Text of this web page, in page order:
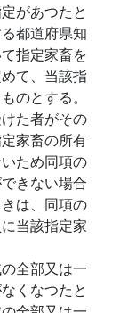
があつたと
都道府県知
指定家畜を
て、当該指
のとする。
た者がその
家畜の所有
ため同項の
きない場合
は、同項の
当該指定家
全部又は一
くなつたと